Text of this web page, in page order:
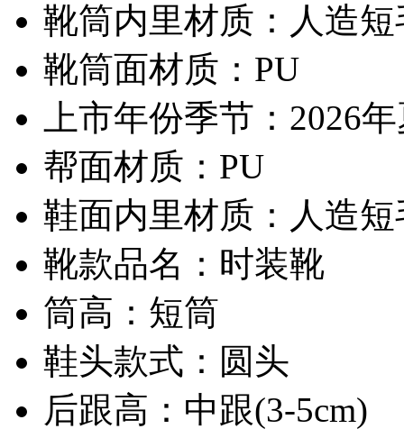
靴筒内里材质：人造短
靴筒面材质：PU
上市年份季节：2026
帮面材质：PU
鞋面内里材质：人造短
靴款品名：时装靴
筒高：短筒
鞋头款式：圆头
后跟高：中跟(3-5cm)